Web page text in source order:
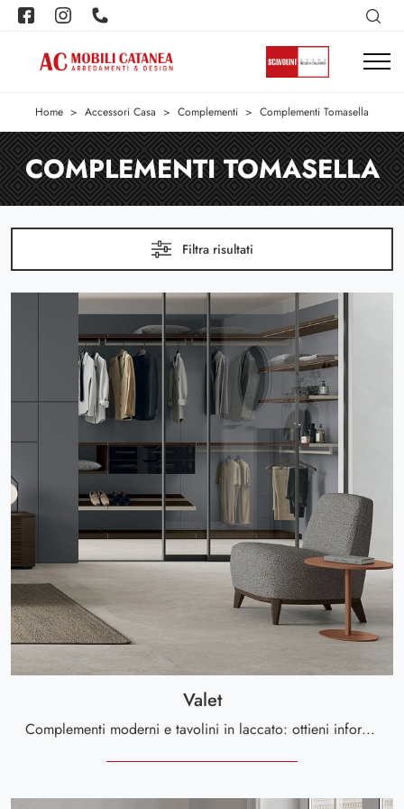
Home > Accessori Casa > Complementi > Complementi Tomasella
COMPLEMENTI TOMASELLA
Filtra risultati
Valet
Complementi moderni e tavolini in laccato: ottieni informazioni sul modello Valet di Tomasella e potrai arricchire i tuoi locali.